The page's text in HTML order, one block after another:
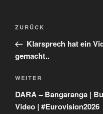
Beitragsnavigation
Vorheriger
Beitrag
ZURÜCK
Klarsprech hat ein
gemacht..
Nächster
Beitrag
WEITER
DARA – Bangaranga |
Video | #Eurovision2026